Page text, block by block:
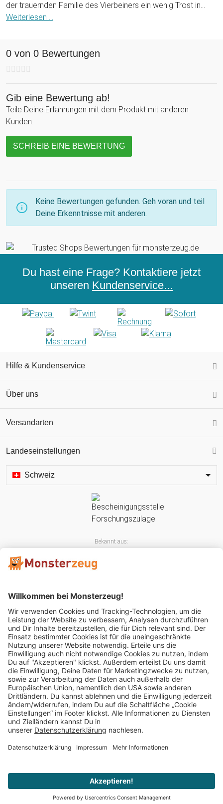
der trauernden Familie des Vierbeiners ein wenig Trost in
dunklen Stunden. Die außergewöhnliche Form des Holz-
Weiterlesen ...
0 von 0 Bewertungen
Gib eine Bewertung ab!
Teile Deine Erfahrungen mit dem Produkt mit anderen
Kunden.
SCHREIB EINE BEWERTUNG
Keine Bewertungen gefunden. Geh voran und teil
Deine Erkenntnisse mit anderen.
Du hast eine Frage? Kontaktiere jetzt
unseren Kundenservice...
Hilfe & Kundenservice
Über uns
Versandarten
Landeseinstellungen
Schweiz
Bekannt aus:
Mitglied im:
Impressum AGB Widerrufsbelehrung
Vertrag widerrufen
© 2008–2026 Monsterzeug. Alle Rechte vorbehalten.